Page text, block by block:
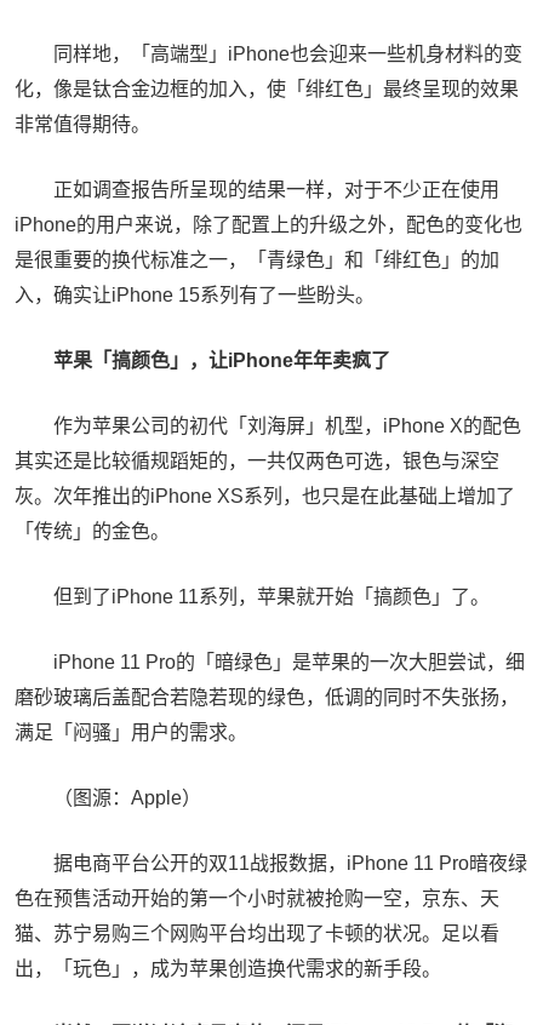
同样地，「高端型」iPhone也会迎来一些机身材料的变
化，像是钛合金边框的加入，使「绯红色」最终呈现的效果
非常值得期待。
正如调查报告所呈现的结果一样，对于不少正在使用
iPhone的用户来说，除了配置上的升级之外，配色的变化也
是很重要的换代标准之一，「青绿色」和「绯红色」的加
入，确实让iPhone 15系列有了一些盼头。
苹果「搞颜色」，让iPhone年年卖疯了
作为苹果公司的初代「刘海屏」机型，iPhone X的配色
其实还是比较循规蹈矩的，一共仅两色可选，银色与深空
灰。次年推出的iPhone XS系列，也只是在此基础上增加了
「传统」的金色。
但到了iPhone 11系列，苹果就开始「搞颜色」了。
iPhone 11 Pro的「暗绿色」是苹果的一次大胆尝试，细
磨砂玻璃后盖配合若隐若现的绿色，低调的同时不失张扬，
满足「闷骚」用户的需求。
（图源：Apple）
据电商平台公开的双11战报数据，iPhone 11 Pro暗夜绿
色在预售活动开始的第一个小时就被抢购一空，京东、天
猫、苏宁易购三个网购平台均出现了卡顿的状况。足以看
出，「玩色」，成为苹果创造换代需求的新手段。